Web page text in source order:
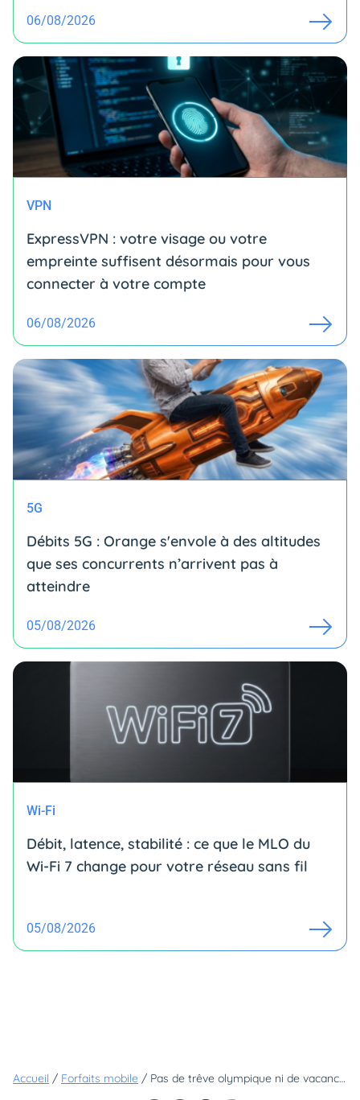
06/08/2026
VPN
ExpressVPN : votre visage ou votre
empreinte suffisent désormais pour vous
connecter à votre compte
06/08/2026
5G
Débits 5G : Orange s'envole à des altitudes
que ses concurrents n’arrivent pas à
atteindre
05/08/2026
Wi-Fi
Débit, latence, stabilité : ce que le MLO du
Wi-Fi 7 change pour votre réseau sans fil
05/08/2026
Accueil / Forfaits mobile / Pas de trêve olympique ni de vacances pour les opérateurs